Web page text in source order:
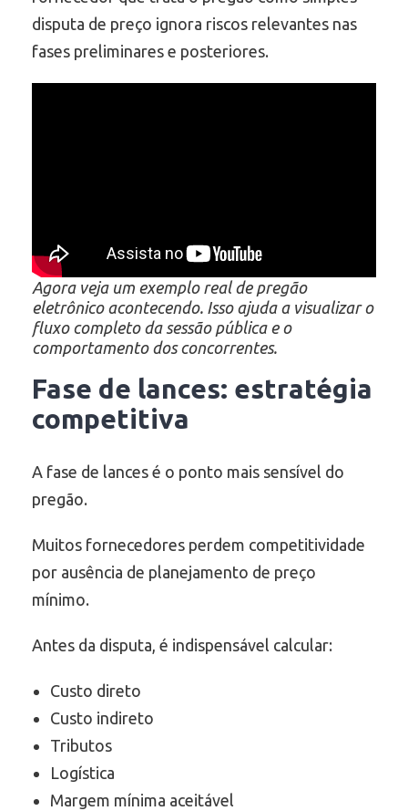
disputa de preço ignora riscos relevantes nas
fases preliminares e posteriores.
Agora veja um exemplo real de pregão
eletrônico acontecendo. Isso ajuda a visualizar o
fluxo completo da sessão pública e o
comportamento dos concorrentes.
Fase de lances: estratégia
competitiva
A fase de lances é o ponto mais sensível do
pregão.
Muitos fornecedores perdem competitividade
por ausência de planejamento de preço
mínimo.
Antes da disputa, é indispensável calcular:
Custo direto
Custo indireto
Tributos
Logística
Margem mínima aceitável